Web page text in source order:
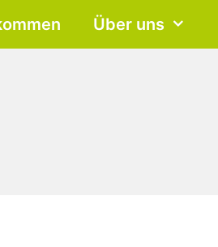
Über uns